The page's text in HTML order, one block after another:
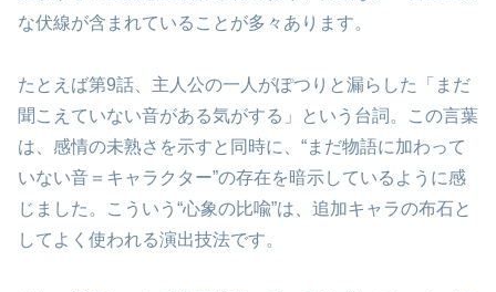
な伏線が含まれていることが多々あります。
たとえば第9話、主人公の一人がぽつりと漏らした「まだ
聞こえていない音がある気がする」という台詞。この言葉
は、感情の未熟さを示すと同時に、“まだ物語に加わって
いない音＝キャラクター”の存在を暗示しているように感
じました。こういう“心象の比喩”は、追加キャラの布石と
してよく使われる演出技法です。